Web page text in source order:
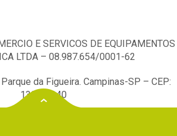
E SERVICOS DE EQUIPAMENTOS
LTDA – 08.987.654/0001-62
da Figueira. Campinas-SP – CEP:
13040-340